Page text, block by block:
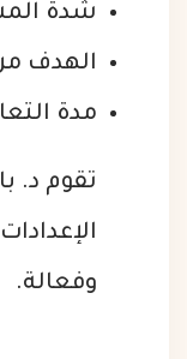
شدة
الهدف
مدة
تقوم د.
وفعالة.